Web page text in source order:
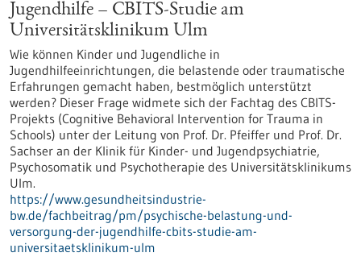
Jugendhilfe – CBITS-​Studie am
Universitätsklinikum Ulm
Wie können Kinder und Jugendliche in
Jugendhilfeeinrichtungen, die belastende oder traumatische
Erfahrungen gemacht haben, bestmöglich unterstützt
werden? Dieser Frage widmete sich der Fachtag des CBITS-​
Projekts (Cognitive Behavioral Intervention for Trauma in
Schools) unter der Leitung von Prof. Dr. Pfeiffer und Prof. Dr.
Sachser an der Klinik für Kinder-​ und Jugendpsychiatrie,
Psychosomatik und Psychotherapie des Universitätsklinikums
Ulm.
https://www.gesundheitsindustrie-
bw.de/fachbeitrag/pm/psychische-belastung-und-
versorgung-der-jugendhilfe-cbits-studie-am-
universitaetsklinikum-ulm